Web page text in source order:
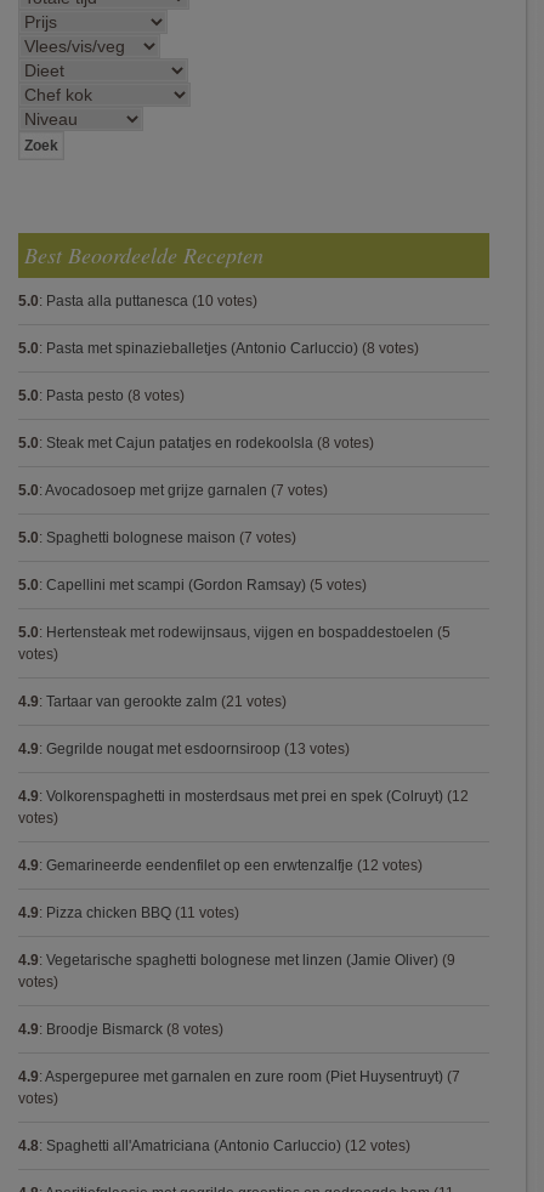
Best Beoordeelde Recepten
5.0: Pasta alla puttanesca (10 votes)
5.0: Pasta met spinazieballetjes (Antonio Carluccio) (8 votes)
5.0: Pasta pesto (8 votes)
5.0: Steak met Cajun patatjes en rodekoolsla (8 votes)
5.0: Avocadosoep met grijze garnalen (7 votes)
5.0: Spaghetti bolognese maison (7 votes)
5.0: Capellini met scampi (Gordon Ramsay) (5 votes)
5.0: Hertensteak met rodewijnsaus, vijgen en bospaddestoelen (5
votes)
4.9: Tartaar van gerookte zalm (21 votes)
4.9: Gegrilde nougat met esdoornsiroop (13 votes)
4.9: Volkorenspaghetti in mosterdsaus met prei en spek (Colruyt) (12
votes)
4.9: Gemarineerde eendenfilet op een erwtenzalfje (12 votes)
4.9: Pizza chicken BBQ (11 votes)
4.9: Vegetarische spaghetti bolognese met linzen (Jamie Oliver) (9
votes)
4.9: Broodje Bismarck (8 votes)
4.9: Aspergepuree met garnalen en zure room (Piet Huysentruyt) (7
votes)
4.8: Spaghetti all'Amatriciana (Antonio Carluccio) (12 votes)